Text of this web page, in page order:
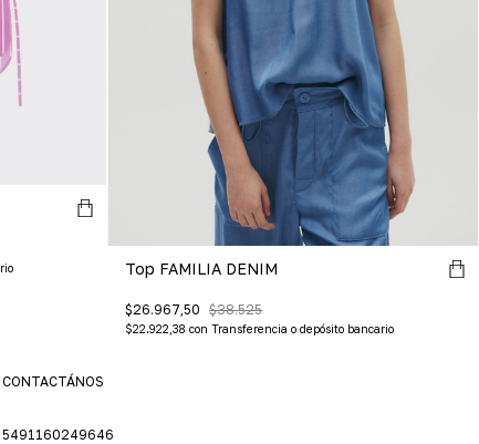
Top FAMILIA DENIM
$26.967,50 $38.525
$22.922,38 con Transferencia o depósito bancario
CONTACTÁNOS
5491160249646